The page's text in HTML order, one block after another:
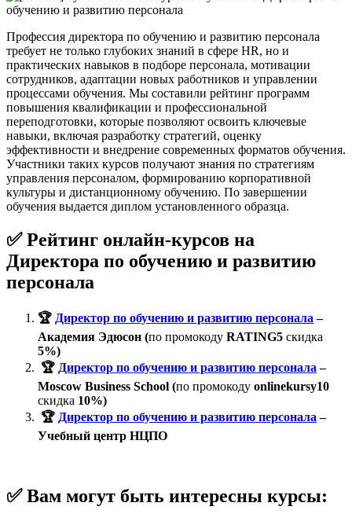
Профессия директора по обучению и развитию персонала
требует не только глубоких знаний в сфере HR, но и
практических навыков в подборе персонала, мотивации
сотрудников, адаптации новых работников и управлении
процессами обучения. Мы составили рейтинг программ
повышения квалификации и профессиональной
переподготовки, которые позволяют освоить ключевые
навыки, включая разработку стратегий, оценку
эффективности и внедрение современных форматов обучения.
Участники таких курсов получают знания по стратегиям
управления персоналом, формированию корпоративной
культуры и дистанционному обучению. По завершении
обучения выдается диплом установленного образца.
✅ Рейтинг онлайн-курсов на
Директора по обучению и развитию
персонала
🏆 Директор по обучению и развитию персонала –
Академия Эдюсон (по промокоду RATING5 скидка
5%)
🏆 Директор по обучению и развитию персонала –
Moscow Business School (по промокоду onlinekursy10
скидка 10%)
🏆 Директор по обучению и развитию персонала –
Учебный центр НЦПО
✅Вам могут быть интересны курсы: